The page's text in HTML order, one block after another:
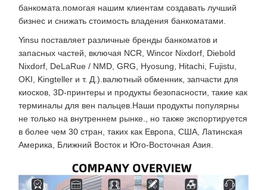
банкомата.помогая нашим клиентам создавать лучший
бизнес и снижать стоимость владения банкоматами.
Yinsu поставляет различные бренды банкоматов и
запасных частей, включая NCR, Wincor Nixdorf, Diebold
Nixdorf, DeLaRue / NMD, GRG, Hyosung, Hitachi, Fujistu,
OKI, Kingteller и т. Д.).валютный обменник, запчасти для
киосков, 3D-принтеры и продукты безопасности, такие как
терминалы для вен пальцев.Наши продукты популярны
не только на внутреннем рынке., но также экспортируется
в более чем 30 стран, таких как Европа, США, Латинская
Америка, Ближний Восток и Юго-Восточная Азия.